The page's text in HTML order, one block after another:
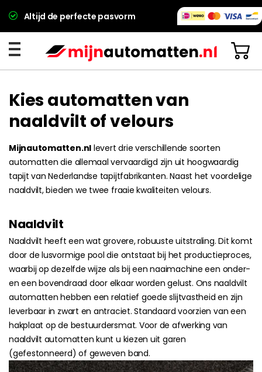
Altijd de perfecte pasvorm
Kies automatten van
naaldvilt of velours
Mijnautomatten.nl levert drie verschillende soorten
automatten die allemaal vervaardigd zijn uit hoogwaardig
tapijt van Nederlandse tapijtfabrikanten. Naast het voordelige
naaldvilt, bieden we twee fraaie kwaliteiten velours.
Naaldvilt
Naaldvilt heeft een wat grovere, robuuste uitstraling. Dit komt
door de lusvormige pool die ontstaat bij het productieproces,
waarbij op dezelfde wijze als bij een naaimachine een onder-
en een bovendraad door elkaar worden gelust. Ons naaldvilt
automatten hebben een relatief goede slijtvastheid en zijn
leverbaar in zwart en antraciet. Standaard voorzien van een
hakplaat op de bestuurdersmat. Voor de afwerking van
naaldvilt automatten kunt u kiezen uit garen
(gefestonneerd) of geweven band.